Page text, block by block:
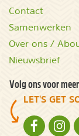
Contact
Samenwerken
Over ons /
Nieuwsbrief
Volg ons voor
LET'S GET